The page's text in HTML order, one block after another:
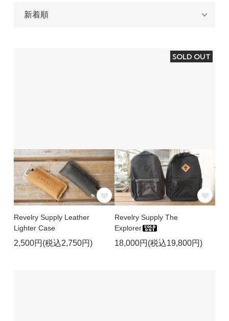
Revelry Supply Leather
Lighter Case
2,500円(税込2,750円)
SOLD OUT
Revelry Supply The
Explorer
18,000円(税込19,800円)